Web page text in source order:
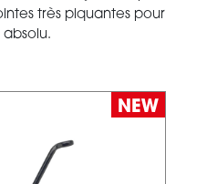
très piquantes pour